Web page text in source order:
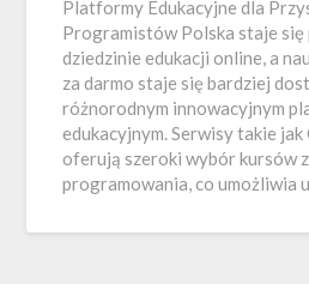
Platformy Edukacyjne dla
Programistów Polska staje się
dziedzinie edukacji online, a
za darmo staje się bardziej
różnorodnym innowacyjnym
edukacyjnym. Serwisy takie jak
oferują szeroki wybór kursów
programowania, co umożliwia